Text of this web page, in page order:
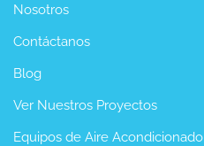
Nosotros
Contáctanos
Blog
Ver Nuestros Proyectos
Equipos de Aire Acondicionado